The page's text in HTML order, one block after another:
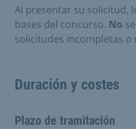
Al presentar su solicitud,
bases del concurso. No
solicitudes incompletas o
Duración y costes
Plazo de tramitación